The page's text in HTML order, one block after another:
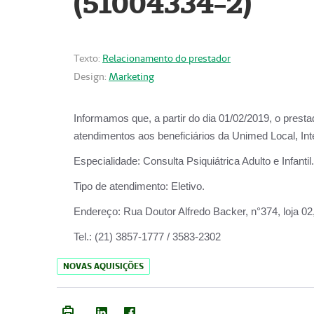
Texto: Relacionamento do prestador
Design: Marketing
Informamos que, a partir do dia 01/02/2019, o
atendimentos aos beneficiários da Unimed Local,
Especialidade: Consulta Psiquiátrica Adulto e Infantil.
Tipo de atendimento: Eletivo.
Endereço: Rua Doutor Alfredo Backer, n°374, loja
Tel.: (21) 3857-1777 / 3583-2302
NOVAS AQUISIÇÕES